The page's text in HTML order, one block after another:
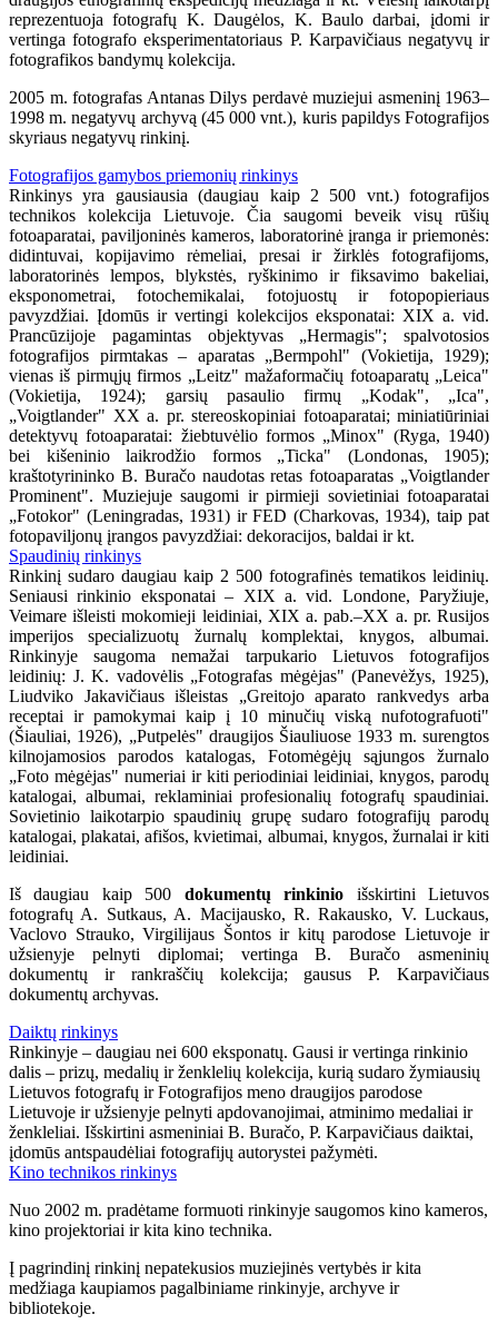
reprezentuoja fotografų K. Daugėlos, K. Baulo darbai, įdomi ir
vertinga fotografo eksperimentatoriaus P. Karpavičiaus negatyvų ir
fotografikos bandymų kolekcija.
2005 m. fotografas Antanas Dilys perdavė muziejui asmeninį 1963–
1998 m. negatyvų archyvą (45 000 vnt.), kuris papildys Fotografijos
skyriaus negatyvų rinkinį.
Fotografijos gamybos priemonių rinkinys
Rinkinys yra gausiausia (daugiau kaip 2 500 vnt.) fotografijos
technikos kolekcija Lietuvoje. Čia saugomi beveik visų rūšių
fotoaparatai, paviljoninės kameros, laboratorinė įranga ir priemonės:
didintuvai, kopijavimo rėmeliai, presai ir žirklės fotografijoms,
laboratorinės lempos, blykstės, ryškinimo ir fiksavimo bakeliai,
eksponometrai, fotochemikalai, fotojuostų ir fotopopieriaus
pavyzdžiai. Įdomūs ir vertingi kolekcijos eksponatai: XIX a. vid.
Prancūzijoje pagamintas objektyvas „Hermagis"; spalvotosios
fotografijos pirmtakas – aparatas „Bermpohl" (Vokietija, 1929);
vienas iš pirmųjų firmos „Leitz" mažaformačių fotoaparatų „Leica"
(Vokietija, 1924); garsių pasaulio firmų „Kodak", „Ica",
„Voigtlander" XX a. pr. stereoskopiniai fotoaparatai; miniatiūriniai
detektyvų fotoaparatai: žiebtuvėlio formos „Minox" (Ryga, 1940)
bei kišeninio laikrodžio formos „Ticka" (Londonas, 1905);
kraštotyrininko B. Buračo naudotas retas fotoaparatas „Voigtlander
Prominent". Muziejuje saugomi ir pirmieji sovietiniai fotoaparatai
„Fotokor" (Leningradas, 1931) ir FED (Charkovas, 1934), taip pat
fotopaviljonų įrangos pavyzdžiai: dekoracijos, baldai ir kt.
Spaudinių rinkinys
Rinkinį sudaro daugiau kaip 2 500 fotografinės tematikos leidinių.
Seniausi rinkinio eksponatai – XIX a. vid. Londone, Paryžiuje,
Veimare išleisti mokomieji leidiniai, XIX a. pab.–XX a. pr. Rusijos
imperijos specializuotų žurnalų komplektai, knygos, albumai.
Rinkinyje saugoma nemažai tarpukario Lietuvos fotografijos
leidinių: J. K. vadovėlis „Fotografas mėgėjas" (Panevėžys, 1925),
Liudviko Jakavičiaus išleistas „Greitojo aparato rankvedys arba
receptai ir pamokymai kaip į 10 minučių viską nufotografuoti"
(Šiauliai, 1926), „Putpelės" draugijos Šiauliuose 1933 m. surengtos
kilnojamosios parodos katalogas, Fotomėgėjų sąjungos žurnalo
„Foto mėgėjas" numeriai ir kiti periodiniai leidiniai, knygos, parodų
katalogai, albumai, reklaminiai profesionalių fotografų spaudiniai.
Sovietinio laikotarpio spaudinių grupę sudaro fotografijų parodų
katalogai, plakatai, afišos, kvietimai, albumai, knygos, žurnalai ir kiti
leidiniai.
Iš daugiau kaip 500 dokumentų rinkinio išskirtini Lietuvos
fotografų A. Sutkaus, A. Macijausko, R. Rakausko, V. Luckaus,
Vaclovo Strauko, Virgilijaus Šontos ir kitų parodose Lietuvoje ir
užsienyje pelnyti diplomai; vertinga B. Buračo asmeninių
dokumentų ir rankraščių kolekcija; gausus P. Karpavičiaus
dokumentų archyvas.
Daiktų rinkinys
Rinkinyje – daugiau nei 600 eksponatų. Gausi ir vertinga rinkinio
dalis – prizų, medalių ir ženklelių kolekcija, kurią sudaro žymiausių
Lietuvos fotografų ir Fotografijos meno draugijos parodose
Lietuvoje ir užsienyje pelnyti apdovanojimai, atminimo medaliai ir
ženkleliai. Išskirtini asmeniniai B. Buračo, P. Karpavičiaus daiktai,
įdomūs antspaudėliai fotografijų autorystei pažymėti.
Kino technikos rinkinys
Nuo 2002 m. pradėtame formuoti rinkinyje saugomos kino kameros,
kino projektoriai ir kita kino technika.
Į pagrindinį rinkinį nepatekusios muziejinės vertybės ir kita
medžiaga kaupiamos pagalbiniame rinkinyje, archyve ir
bibliotekoje.